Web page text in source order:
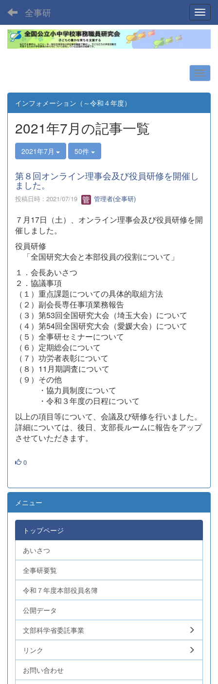
全事研
インフォメーション（～令和４年度）
2021年7月の記事一覧
2021年7月 50件
第８回オンライン理事会及び役員研修を開催し
ました。
投稿日時 : 2021/07/19 管理者(全事研)
７月17日（土）、オンライン理事会及び役員研修を開
催しました。
役員研修
「全国研究大会と本部役員の役割について」
１．会長あいさつ
２．協議事項
（１）重点課題についての具体的取組方法
（２）副会長専任事項業務報告
（３）第53回全国研究大会（埼玉大会）について
（４）第54回全国研究大会（愛媛大会）について
（５）全事研セミナーについて
（６）定期総会について
（７）功労者表彰について
（８）11月期調査について
（９）その他
・協力員制度について
・令和３年度の日程について
以上の項目等について、会議及び研修を行いました。
詳細については、後日、支部長ルームに報告をアップ
させていただきます。
0
メニュー
トップページ
あいさつ
全事研要覧
令和７年度本部役員名簿
公開データ
文部科学省委託事業
リンク
お問い合わせ